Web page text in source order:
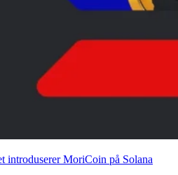
introduserer MoriCoin på Solana